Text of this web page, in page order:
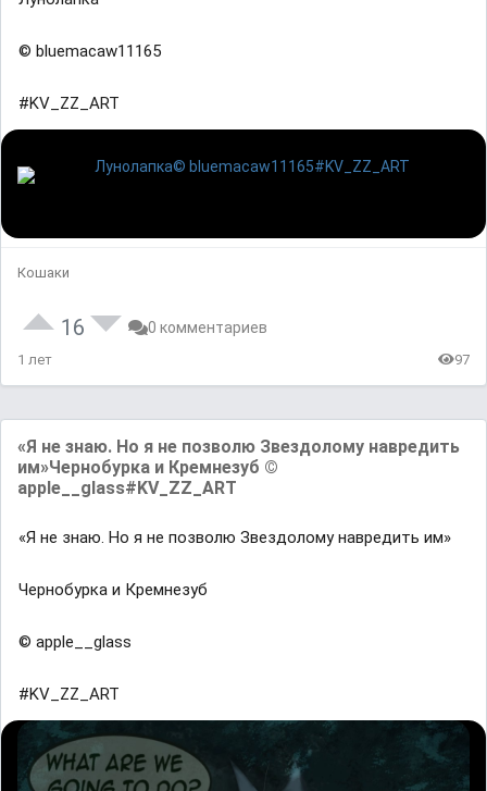
© bluemacaw11165
#KV_ZZ_ART
Кошаки
16 0 комментариев
1 лет 97
«Я не знаю. Но я не позволю Звездолому навредить
им»Чернобурка и Кремнезуб ©
apple__glass#KV_ZZ_ART
«Я не знаю. Но я не позволю Звездолому навредить им»
Чернобурка и Кремнезуб
© apple__glass
#KV_ZZ_ART